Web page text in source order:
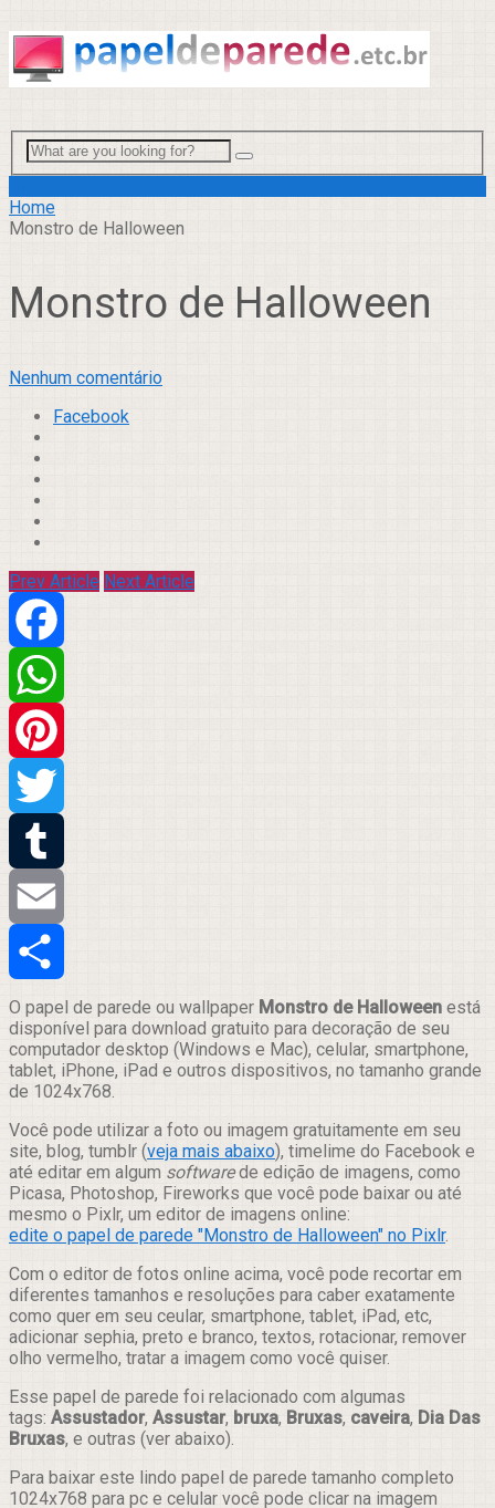
Home
Monstro de Halloween
Monstro de Halloween
Nenhum comentário
Facebook
Prev Article Next Article
Facebook
WhatsApp
Pinterest
Twitter
Tumblr
Email
Compartilhar
O papel de parede ou wallpaper Monstro de Halloween está
disponível para download gratuito para decoração de seu
computador desktop (Windows e Mac), celular, smartphone,
tablet, iPhone, iPad e outros dispositivos, no tamanho grande
de 1024x768.
Você pode utilizar a foto ou imagem gratuitamente em seu
site, blog, tumblr (veja mais abaixo), timelime do Facebook e
até editar em algum softwarede edição de imagens, como
Picasa, Photoshop, Fireworks que você pode baixar ou até
mesmo o Pixlr, um editor de imagens online:
edite o papel de parede "Monstro de Halloween" no Pixlr.
Com o editor de fotos online acima, você pode recortar em
diferentes tamanhos e resoluções para caber exatamente
como quer em seu ceular, smartphone, tablet, iPad, etc,
adicionar sephia, preto e branco, textos, rotacionar, remover
olho vermelho, tratar a imagem como você quiser.
Esse papel de parede foi relacionado com algumas
tags: Assustador, Assustar, bruxa, Bruxas, caveira, Dia Das
Bruxas, e outras (ver abaixo).
Para baixar este lindo papel de parede tamanho completo
1024x768 para pc e celular você pode clicar na imagem